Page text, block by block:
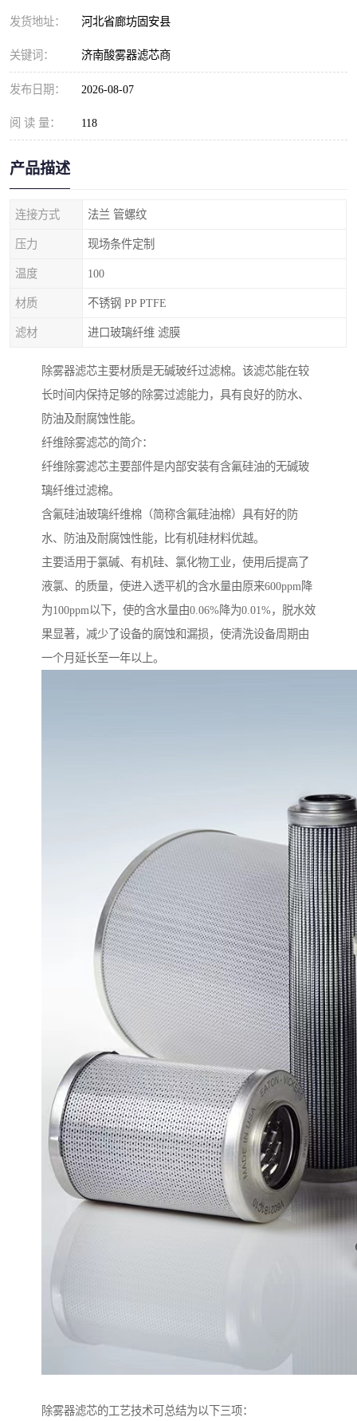
发货地址： 河北省廊坊固安县
关键词： 济南酸雾器滤芯商
发布日期： 2026-08-07
阅 读 量： 118
产品描述
连接方式 法兰 管螺纹
压力 现场条件定制
温度 100
材质 不锈钢 PP PTFE
滤材 进口玻璃纤维 滤膜
除雾器滤芯主要材质是无碱玻纤过滤棉。该滤芯能在较
长时间内保持足够的除雾过滤能力，具有良好的防水、
防油及耐腐蚀性能。
纤维除雾滤芯的简介：
纤维除雾滤芯主要部件是内部安装有含氟硅油的无碱玻
璃纤维过滤棉。
含氟硅油玻璃纤维棉（简称含氟硅油棉）具有好的防
水、防油及耐腐蚀性能，比有机硅材料优越。
主要适用于氯碱、有机硅、氯化物工业，使用后提高了
液氯、的质量，使进入透平机的含水量由原来600ppm降
为100ppm以下，使的含水量由0.06%降为0.01%，脱水效
果显著，减少了设备的腐蚀和漏损，使清洗设备周期由
一个月延长至一年以上。
除雾器滤芯的工艺技术可总结为以下三项：